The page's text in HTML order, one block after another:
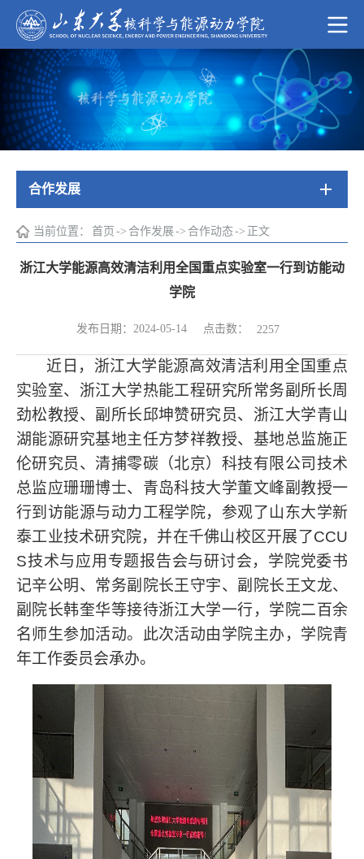
合作发展
当前位置： 首页 -> 合作发展-> 合作动态-> 正文
浙江大学能源高效清洁利用全国重点实验室一行到访能动
学院
发布日期：2024-05-14 点击数： 2257
近日，浙江大学能源高效清洁利用全国重点
实验室、浙江大学热能工程研究所常务副所长周
劲松教授、副所长邱坤赞研究员、浙江大学青山
湖能源研究基地主任方梦祥教授、基地总监施正
伦研究员、清捕零碳（北京）科技有限公司技术
总监应珊珊博士、青岛科技大学董文峰副教授一
行到访能源与动力工程学院，参观了山东大学新
泰工业技术研究院，并在千佛山校区开展了CCU
S技术与应用专题报告会与研讨会，学院党委书
记辛公明、常务副院长王守宇、副院长王文龙、
副院长韩奎华等接待浙江大学一行，学院二百余
名师生参加活动。此次活动由学院主办，学院青
年工作委员会承办。